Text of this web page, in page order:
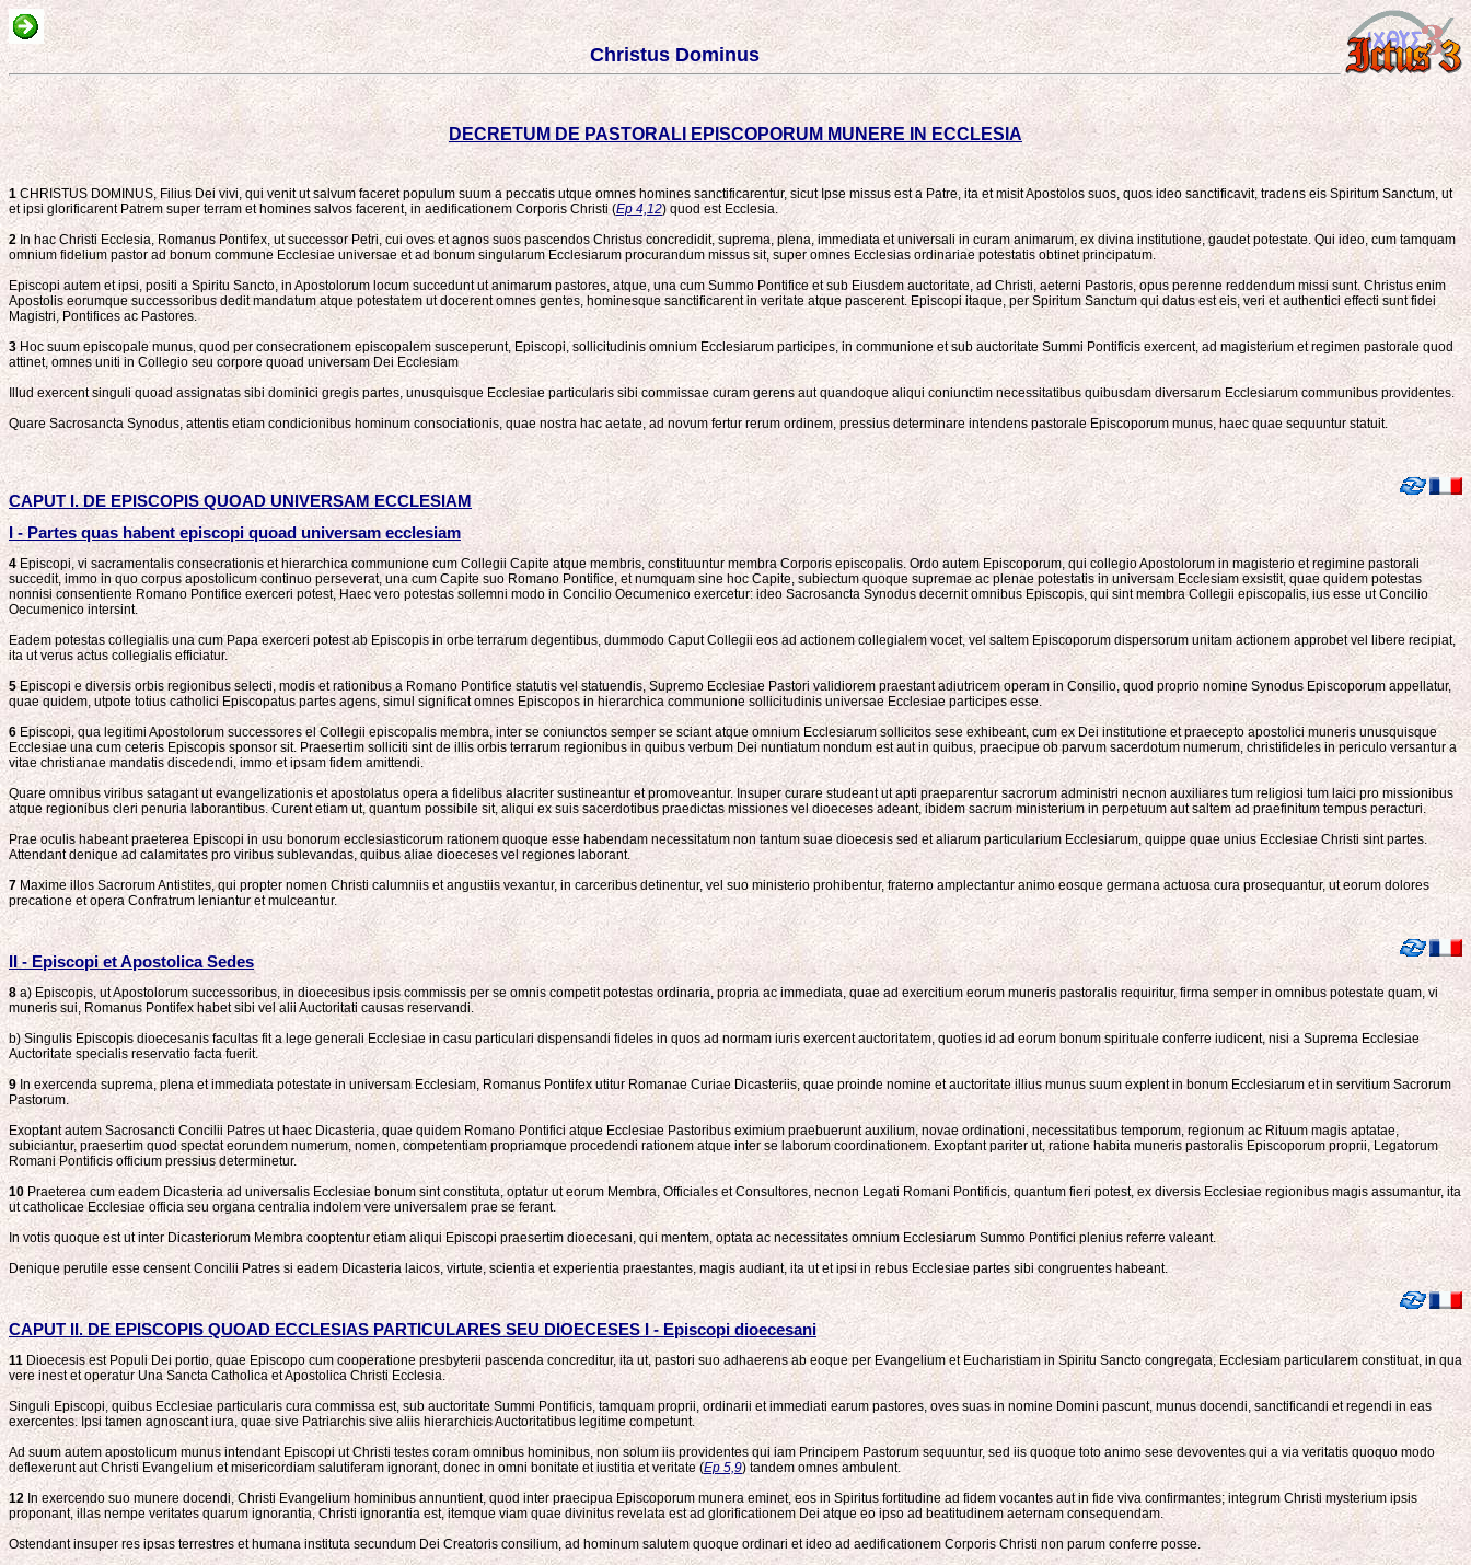
Christus Dominus
DECRETUM DE PASTORALI EPISCOPORUM MUNERE IN ECCLESIA
1CHRISTUS DOMINUS, Filius Dei vivi, qui venit ut salvum faceret populum suum a peccatis utque omnes homines sanctificarentur, sicut Ipse missus est a Patre, ita et misit Apostolos suos, quos ideo sanctificavit, tradens eis Spiritum Sanctum, ut
et ipsi glorificarent Patrem super terram et homines salvos facerent, in aedificationem Corporis Christi (Ep 4,12) quod est Ecclesia.
2In hac Christi Ecclesia, Romanus Pontifex, ut successor Petri, cui oves et agnos suos pascendos Christus concredidit, suprema, plena, immediata et universali in curam animarum, ex divina institutione, gaudet potestate. Qui ideo, cum tamquam
omnium fidelium pastor ad bonum commune Ecclesiae universae et ad bonum singularum Ecclesiarum procurandum missus sit, super omnes Ecclesias ordinariae potestatis obtinet principatum.
Episcopi autem et ipsi, positi a Spiritu Sancto, in Apostolorum locum succedunt ut animarum pastores, atque, una cum Summo Pontifice et sub Eiusdem auctoritate, ad Christi, aeterni Pastoris, opus perenne reddendum missi sunt. Christus enim
Apostolis eorumque successoribus dedit mandatum atque potestatem ut docerent omnes gentes, hominesque sanctificarent in veritate atque pascerent. Episcopi itaque, per Spiritum Sanctum qui datus est eis, veri et authentici effecti sunt fidei
Magistri, Pontifices ac Pastores.
3 Hoc suum episcopale munus, quod per consecrationem episcopalem susceperunt, Episcopi, sollicitudinis omnium Ecclesiarum participes, in communione et sub auctoritate Summi Pontificis exercent, ad magisterium et regimen pastorale quod
attinet, omnes uniti in Collegio seu corpore quoad universam Dei Ecclesiam
Illud exercent singuli quoad assignatas sibi dominici gregis partes, unusquisque Ecclesiae particularis sibi commissae curam gerens aut quandoque aliqui coniunctim necessitatibus quibusdam diversarum Ecclesiarum communibus providentes.
Quare Sacrosancta Synodus, attentis etiam condicionibus hominum consociationis, quae nostra hac aetate, ad novum fertur rerum ordinem, pressius determinare intendens pastorale Episcoporum munus, haec quae sequuntur statuit.
CAPUT I. DE EPISCOPIS QUOAD UNIVERSAM ECCLESIAM
I - Partes quas habent episcopi quoad universam ecclesiam
4Episcopi, vi sacramentalis consecrationis et hierarchica communione cum Collegii Capite atque membris, constituuntur membra Corporis episcopalis. Ordo autem Episcoporum, qui collegio Apostolorum in magisterio et regimine pastorali
succedit, immo in quo corpus apostolicum continuo perseverat, una cum Capite suo Romano Pontifice, et numquam sine hoc Capite, subiectum quoque supremae ac plenae potestatis in universam Ecclesiam exsistit, quae quidem potestas
nonnisi consentiente Romano Pontifice exerceri potest, Haec vero potestas sollemni modo in Concilio Oecumenico exercetur: ideo Sacrosancta Synodus decernit omnibus Episcopis, qui sint membra Collegii episcopalis, ius esse ut Concilio
Oecumenico intersint.
Eadem potestas collegialis una cum Papa exerceri potest ab Episcopis in orbe terrarum degentibus, dummodo Caput Collegii eos ad actionem collegialem vocet, vel saltem Episcoporum dispersorum unitam actionem approbet vel libere recipiat,
ita ut verus actus collegialis efficiatur.
5Episcopi e diversis orbis regionibus selecti, modis et rationibus a Romano Pontifice statutis vel statuendis, Supremo Ecclesiae Pastori validiorem praestant adiutricem operam in Consilio, quod proprio nomine Synodus Episcoporum appellatur,
quae quidem, utpote totius catholici Episcopatus partes agens, simul significat omnes Episcopos in hierarchica communione sollicitudinis universae Ecclesiae participes esse.
6 Episcopi, qua legitimi Apostolorum successores el Collegii episcopalis membra, inter se coniunctos semper se sciant atque omnium Ecclesiarum sollicitos sese exhibeant, cum ex Dei institutione et praecepto apostolici muneris unusquisque
Ecclesiae una cum ceteris Episcopis sponsor sit. Praesertim solliciti sint de illis orbis terrarum regionibus in quibus verbum Dei nuntiatum nondum est aut in quibus, praecipue ob parvum sacerdotum numerum, christifideles in periculo versantur a
vitae christianae mandatis discedendi, immo et ipsam fidem amittendi.
Quare omnibus viribus satagant ut evangelizationis et apostolatus opera a fidelibus alacriter sustineantur et promoveantur. Insuper curare studeant ut apti praeparentur sacrorum administri necnon auxiliares tum religiosi tum laici pro missionibus
atque regionibus cleri penuria laborantibus. Curent etiam ut, quantum possibile sit, aliqui ex suis sacerdotibus praedictas missiones vel dioeceses adeant, ibidem sacrum ministerium in perpetuum aut saltem ad praefinitum tempus peracturi.
Prae oculis habeant praeterea Episcopi in usu bonorum ecclesiasticorum rationem quoque esse habendam necessitatum non tantum suae dioecesis sed et aliarum particularium Ecclesiarum, quippe quae unius Ecclesiae Christi sint partes.
Attendant denique ad calamitates pro viribus sublevandas, quibus aliae dioeceses vel regiones laborant.
7 Maxime illos Sacrorum Antistites, qui propter nomen Christi calumniis et angustiis vexantur, in carceribus detinentur, vel suo ministerio prohibentur, fraterno amplectantur animo eosque germana actuosa cura prosequantur, ut eorum dolores
precatione et opera Confratrum leniantur et mulceantur.
II - Episcopi et Apostolica Sedes
8 a) Episcopis, ut Apostolorum successoribus, in dioecesibus ipsis commissis per se omnis competit potestas ordinaria, propria ac immediata, quae ad exercitium eorum muneris pastoralis requiritur, firma semper in omnibus potestate quam, vi
muneris sui, Romanus Pontifex habet sibi vel alii Auctoritati causas reservandi.
b) Singulis Episcopis dioecesanis facultas fit a lege generali Ecclesiae in casu particulari dispensandi fideles in quos ad normam iuris exercent auctoritatem, quoties id ad eorum bonum spirituale conferre iudicent, nisi a Suprema Ecclesiae
Auctoritate specialis reservatio facta fuerit.
9In exercenda suprema, plena et immediata potestate in universam Ecclesiam, Romanus Pontifex utitur Romanae Curiae Dicasteriis, quae proinde nomine et auctoritate illius munus suum explent in bonum Ecclesiarum et in servitium Sacrorum
Pastorum.
Exoptant autem Sacrosancti Concilii Patres ut haec Dicasteria, quae quidem Romano Pontifici atque Ecclesiae Pastoribus eximium praebuerunt auxilium, novae ordinationi, necessitatibus temporum, regionum ac Rituum magis aptatae,
subiciantur, praesertim quod spectat eorundem numerum, nomen, competentiam propriamque procedendi rationem atque inter se laborum coordinationem. Exoptant pariter ut, ratione habita muneris pastoralis Episcoporum proprii, Legatorum
Romani Pontificis officium pressius determinetur.
10 Praeterea cum eadem Dicasteria ad universalis Ecclesiae bonum sint constituta, optatur ut eorum Membra, Officiales et Consultores, necnon Legati Romani Pontificis, quantum fieri potest, ex diversis Ecclesiae regionibus magis assumantur, ita
ut catholicae Ecclesiae officia seu organa centralia indolem vere universalem prae se ferant.
In votis quoque est ut inter Dicasteriorum Membra cooptentur etiam aliqui Episcopi praesertim dioecesani, qui mentem, optata ac necessitates omnium Ecclesiarum Summo Pontifici plenius referre valeant.
Denique perutile esse censent Concilii Patres si eadem Dicasteria laicos, virtute, scientia et experientia praestantes, magis audiant, ita ut et ipsi in rebus Ecclesiae partes sibi congruentes habeant.
CAPUT II. DE EPISCOPIS QUOAD ECCLESIAS PARTICULARES SEU DIOECESES I - Episcopi dioecesani
11 Dioecesis est Populi Dei portio, quae Episcopo cum cooperatione presbyterii pascenda concreditur, ita ut, pastori suo adhaerens ab eoque per Evangelium et Eucharistiam in Spiritu Sancto congregata, Ecclesiam particularem constituat, in qua
vere inest et operatur Una Sancta Catholica et Apostolica Christi Ecclesia.
Singuli Episcopi, quibus Ecclesiae particularis cura commissa est, sub auctoritate Summi Pontificis, tamquam proprii, ordinarii et immediati earum pastores, oves suas in nomine Domini pascunt, munus docendi, sanctificandi et regendi in eas
exercentes. Ipsi tamen agnoscant iura, quae sive Patriarchis sive aliis hierarchicis Auctoritatibus legitime competunt.
Ad suum autem apostolicum munus intendant Episcopi ut Christi testes coram omnibus hominibus, non solum iis providentes qui iam Principem Pastorum sequuntur, sed iis quoque toto animo sese devoventes qui a via veritatis quoquo modo
deflexerunt aut Christi Evangelium et misericordiam salutiferam ignorant, donec in omni bonitate et iustitia et veritate (Ep 5,9) tandem omnes ambulent.
12 In exercendo suo munere docendi, Christi Evangelium hominibus annuntient, quod inter praecipua Episcoporum munera eminet, eos in Spiritus fortitudine ad fidem vocantes aut in fide viva confirmantes; integrum Christi mysterium ipsis
proponant, illas nempe veritates quarum ignorantia, Christi ignorantia est, itemque viam quae divinitus revelata est ad glorificationem Dei atque eo ipso ad beatitudinem aeternam consequendam.
Ostendant insuper res ipsas terrestres et humana instituta secundum Dei Creatoris consilium, ad hominum salutem quoque ordinari et ideo ad aedificationem Corporis Christi non parum conferre posse.